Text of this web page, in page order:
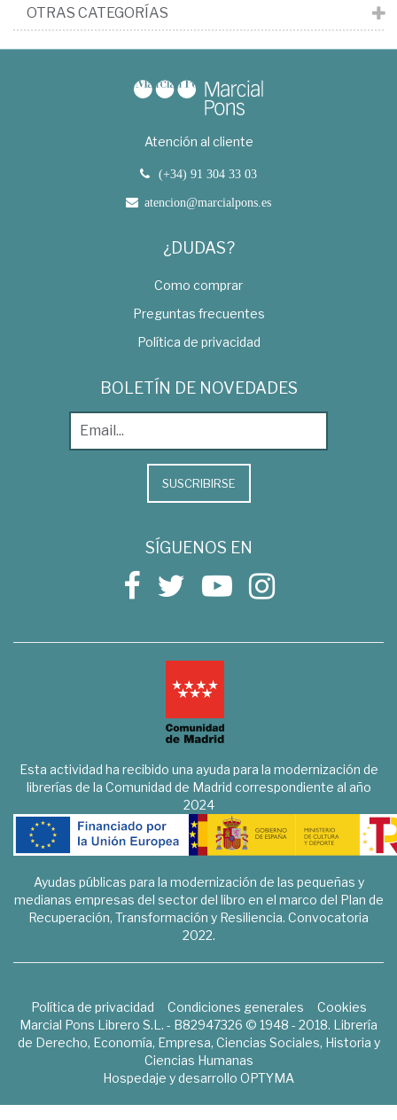
OTRAS CATEGORÍAS
Atención al cliente
(+34) 91 304 33 03
atencion@marcialpons.es
¿DUDAS?
Como comprar
Preguntas frecuentes
Política de privacidad
BOLETÍN DE NOVEDADES
SUSCRIBIRSE
SÍGUENOS EN
Esta actividad ha recibido una ayuda para la modernización de
librerías de la Comunidad de Madrid correspondiente al año
2024
Ayudas públicas para la modernización de las pequeñas y
medianas empresas del sector del libro en el marco del Plan de
Recuperación, Transformación y Resiliencia. Convocatoria
2022.
Política de privacidad Condiciones generales
Cookies
Marcial Pons Librero S.L. - B82947326 © 1948 - 2018. Librería
de Derecho, Economía, Empresa, Ciencias Sociales, Historia y
Ciencias Humanas
Hospedaje y desarrollo OPTYMA